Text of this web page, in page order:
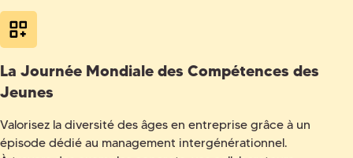
La Journée Mondiale des Compétences des
Jeunes
Valorisez la diversité des âges en entreprise grâce à un
épisode dédié au management intergénérationnel.